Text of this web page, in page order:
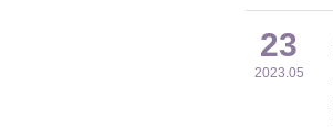
23
2023.05